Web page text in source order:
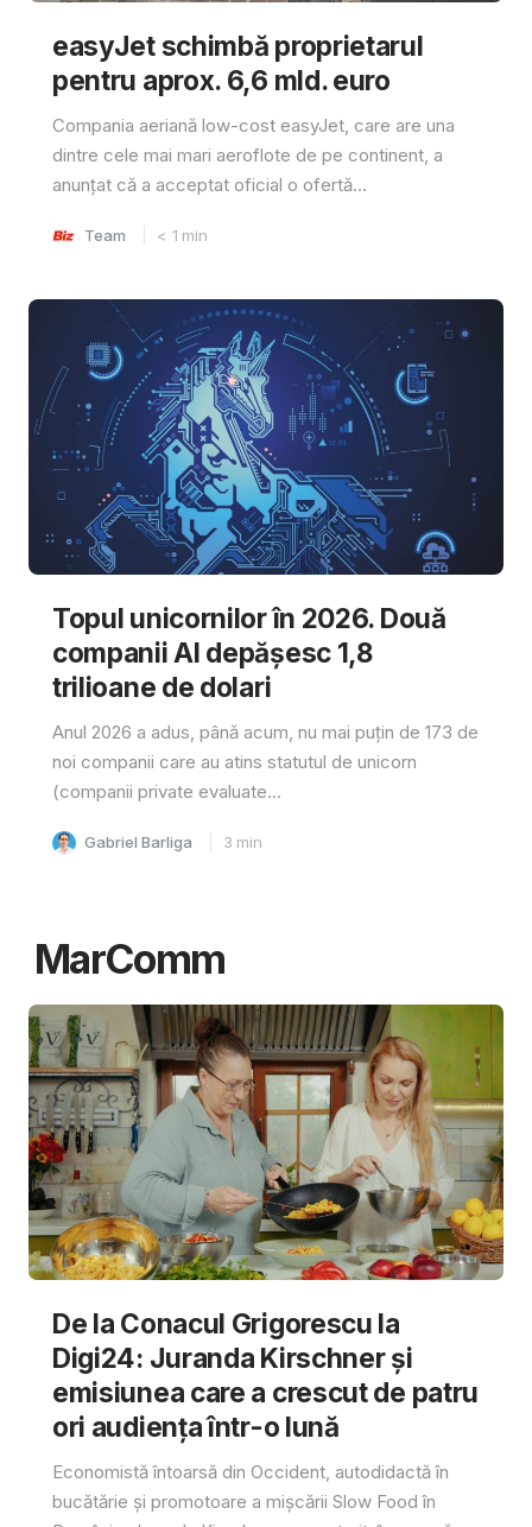
easyJet schimbă proprietarul
pentru aprox. 6,6 mld. euro
Compania aeriană low-cost easyJet, care are una
dintre cele mai mari aeroflote de pe continent, a
anunțat că a acceptat oficial o ofertă...
Team < 1 min
Topul unicornilor în 2026. Două
companii AI depășesc 1,8
trilioane de dolari
Anul 2026 a adus, până acum, nu mai puțin de 173 de
noi companii care au atins statutul de unicorn
(companii private evaluate...
Gabriel Barliga 3 min
MarComm
De la Conacul Grigorescu la
Digi24: Juranda Kirschner și
emisiunea care a crescut de patru
ori audiența într-o lună
Economistă întoarsă din Occident, autodidactă în
bucătărie și promotoare a mișcării Slow Food în